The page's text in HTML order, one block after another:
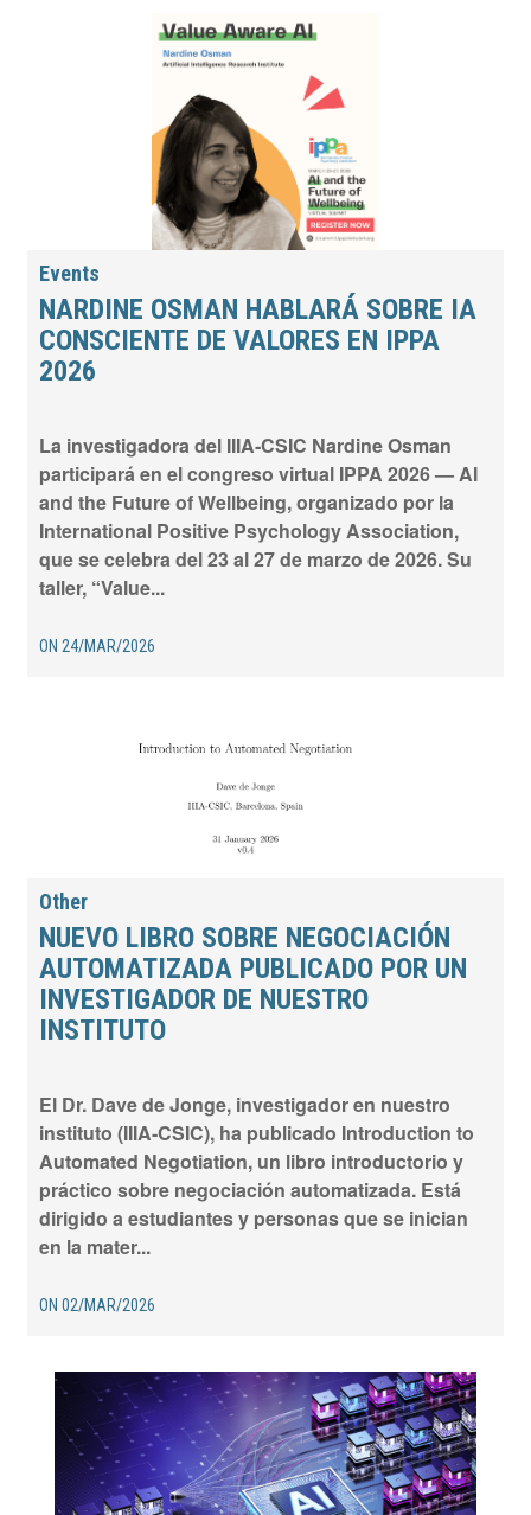
Events
NARDINE OSMAN HABLARÁ SOBRE IA
CONSCIENTE DE VALORES EN IPPA
2026
La investigadora del IIIA‑CSIC Nardine Osman
participará en el congreso virtual IPPA 2026 — AI
and the Future of Wellbeing, organizado por la
International Positive Psychology Association,
que se celebra del 23 al 27 de marzo de 2026. Su
taller, “Value...
ON 24/MAR/2026
Other
NUEVO LIBRO SOBRE NEGOCIACIÓN
AUTOMATIZADA PUBLICADO POR UN
INVESTIGADOR DE NUESTRO
INSTITUTO
El Dr. Dave de Jonge, investigador en nuestro
instituto (IIIA‑CSIC), ha publicado Introduction to
Automated Negotiation, un libro introductorio y
práctico sobre negociación automatizada. Está
dirigido a estudiantes y personas que se inician
en la mater...
ON 02/MAR/2026